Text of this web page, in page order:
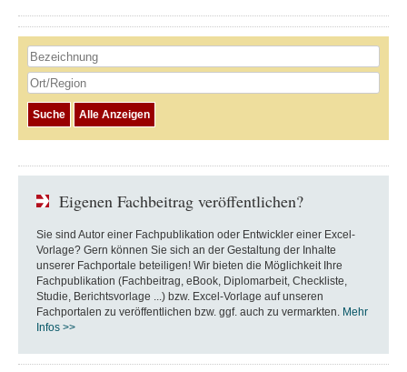
Eigenen Fachbeitrag veröffentlichen?
Sie sind Autor einer Fachpublikation oder Entwickler einer Excel-
Vorlage? Gern können Sie sich an der Gestaltung der Inhalte
unserer Fachportale beteiligen! Wir bieten die Möglichkeit Ihre
Fachpublikation (Fachbeitrag, eBook, Diplomarbeit, Checkliste,
Studie, Berichtsvorlage ...) bzw. Excel-Vorlage auf unseren
Fachportalen zu veröffentlichen bzw. ggf. auch zu vermarkten. Mehr
Infos >>